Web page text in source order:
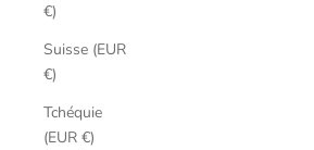
€)
Suisse (EUR
€)
Tchéquie
(EUR €)